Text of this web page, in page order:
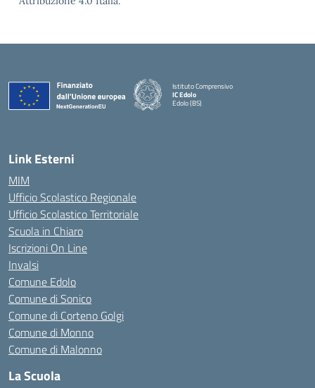
Istituto Comprensivo
IC Edolo
Edolo (BS)
Link Esterni
MIM
Ufficio Scolastico Regionale
Ufficio Scolastico Territoriale
Scuola in Chiaro
Iscrizioni On Line
Invalsi
Comune Edolo
Comune di Sonico
Comune di Corteno Golgi
Comune di Monno
Comune di Malonno
La Scuola